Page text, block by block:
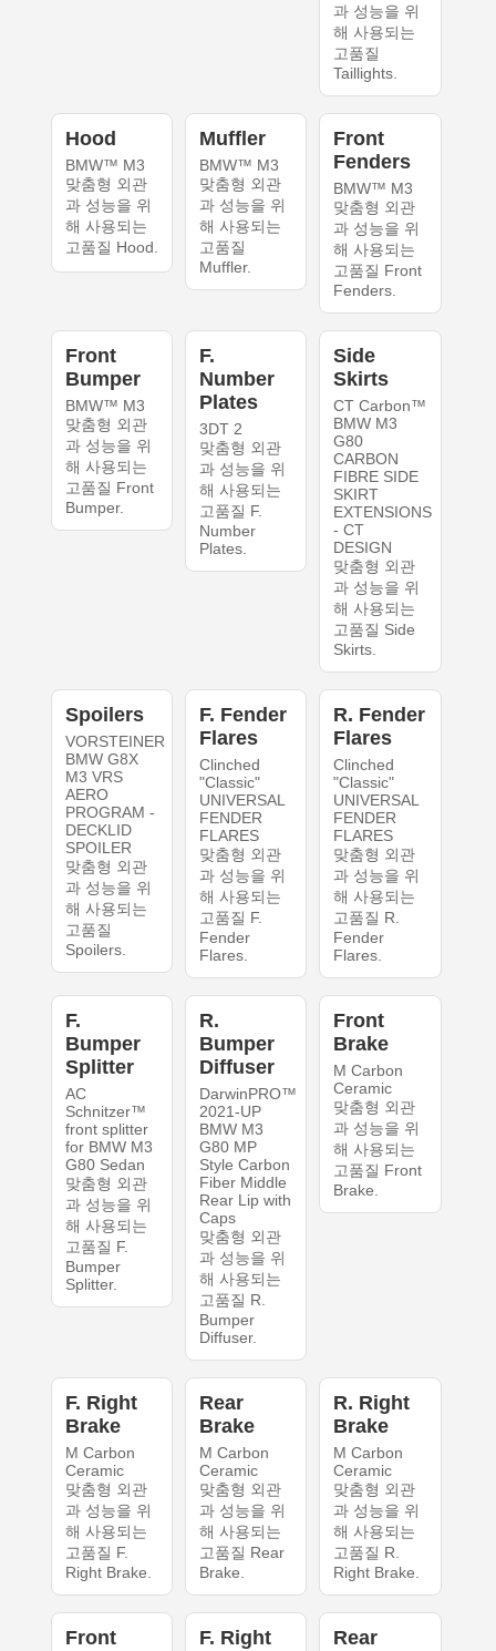
과 성능을 위
해 사용되는
고품질
Taillights.
Hood
BMW™ M3
맞춤형 외관
과 성능을 위
해 사용되는
고품질 Hood.
Muffler
BMW™ M3
맞춤형 외관
과 성능을 위
해 사용되는
고품질
Muffler.
Front
Fenders
BMW™ M3
맞춤형 외관
과 성능을 위
해 사용되는
고품질 Front
Fenders.
Front
Bumper
BMW™ M3
맞춤형 외관
과 성능을 위
해 사용되는
고품질 Front
Bumper.
F.
Number
Plates
3DT 2
맞춤형 외관
과 성능을 위
해 사용되는
고품질 F.
Number
Plates.
Side
Skirts
CT Carbon™
BMW M3
G80
CARBON
FIBRE SIDE
SKIRT
EXTENSIONS
- CT
DESIGN
맞춤형 외관
과 성능을 위
해 사용되는
고품질 Side
Skirts.
Spoilers
VORSTEINER
BMW G8X
M3 VRS
AERO
PROGRAM -
DECKLID
SPOILER
맞춤형 외관
과 성능을 위
해 사용되는
고품질
Spoilers.
F. Fender
Flares
Clinched
"Classic"
UNIVERSAL
FENDER
FLARES
맞춤형 외관
과 성능을 위
해 사용되는
고품질 F.
Fender
Flares.
R. Fender
Flares
Clinched
"Classic"
UNIVERSAL
FENDER
FLARES
맞춤형 외관
과 성능을 위
해 사용되는
고품질 R.
Fender
Flares.
F.
Bumper
Splitter
AC
Schnitzer™
front splitter
for BMW M3
G80 Sedan
맞춤형 외관
과 성능을 위
해 사용되는
고품질 F.
Bumper
Splitter.
R.
Bumper
Diffuser
DarwinPRO™
2021-UP
BMW M3
G80 MP
Style Carbon
Fiber Middle
Rear Lip with
Caps
맞춤형 외관
과 성능을 위
해 사용되는
고품질 R.
Bumper
Diffuser.
Front
Brake
M Carbon
Ceramic
맞춤형 외관
과 성능을 위
해 사용되는
고품질 Front
Brake.
F. Right
Brake
M Carbon
Ceramic
맞춤형 외관
과 성능을 위
해 사용되는
고품질 F.
Right Brake.
Rear
Brake
M Carbon
Ceramic
맞춤형 외관
과 성능을 위
해 사용되는
고품질 Rear
Brake.
R. Right
Brake
M Carbon
Ceramic
맞춤형 외관
과 성능을 위
해 사용되는
고품질 R.
Right Brake.
Front
F. Right
Rear